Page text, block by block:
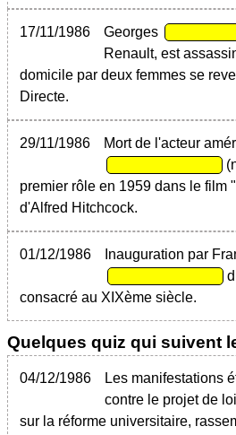
17/11/1986 Georges
Renault, est
domicile par deux femmes se
Directe.
29/11/1986
Mort de l'acteur
premier rôle en 1959 dans le film
d'Alfred Hitchcock.
01/12/1986
Inauguration par
consacré au XIXème siècle.
Quelques quiz qui suivent
04/12/1986
Les manifestations
contre le projet de loi
sur la réforme universitaire,